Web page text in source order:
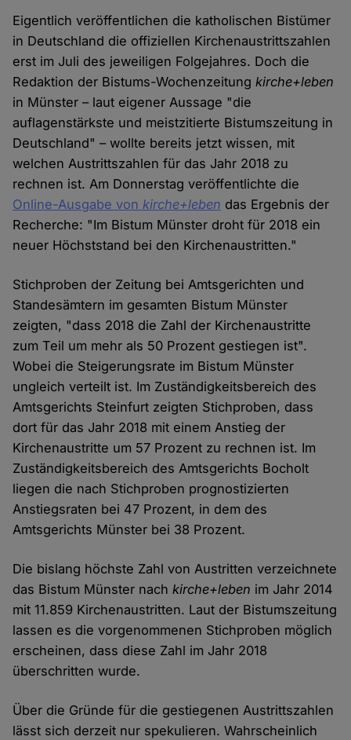
Eigentlich veröffentlichen die katholischen Bistümer
in Deutschland die offiziellen Kirchenaustrittszahlen
erst im Juli des jeweiligen Folgejahres. Doch die
Redaktion der Bistums-Wochenzeitungkirche+leben
in Münster – laut eigener Aussage "die
auflagenstärkste und meistzitierte Bistumszeitung in
Deutschland" – wollte bereits jetzt wissen, mit
welchen Austrittszahlen für das Jahr 2018 zu
rechnen ist. Am Donnerstag veröffentlichte die
Online-Ausgabe vonkirche+leben das Ergebnis der
Recherche: "Im Bistum Münster droht für 2018 ein
neuer Höchststand bei den Kirchenaustritten."
Stichproben der Zeitung bei Amtsgerichten und
Standesämtern im gesamten Bistum Münster
zeigten, "dass 2018 die Zahl der Kirchenaustritte
zum Teil um mehr als 50 Prozent gestiegen ist".
Wobei die Steigerungsrate im Bistum Münster
ungleich verteilt ist. Im Zuständigkeitsbereich des
Amtsgerichts Steinfurt zeigten Stichproben, dass
dort für das Jahr 2018 mit einem Anstieg der
Kirchenaustritte um 57 Prozent zu rechnen ist. Im
Zuständigkeitsbereich des Amtsgerichts Bocholt
liegen die nach Stichproben prognostizierten
Anstiegsraten bei 47 Prozent, in dem des
Amtsgerichts Münster bei 38 Prozent.
Die bislang höchste Zahl von Austritten verzeichnete
das Bistum Münster nachkirche+leben im Jahr 2014
mit 11.859 Kirchenaustritten. Laut der Bistumszeitung
lassen es die vorgenommenen Stichproben möglich
erscheinen, dass diese Zahl im Jahr 2018
überschritten wurde.
Über die Gründe für die gestiegenen Austrittszahlen
lässt sich derzeit nur spekulieren. Wahrscheinlich